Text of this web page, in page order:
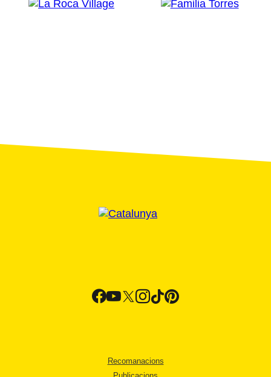
Recomanacions